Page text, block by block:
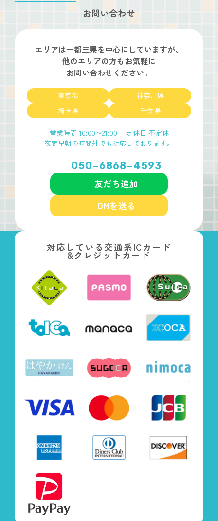
お問い合わせ
エリアは一都三県を中心にしていますが、
他のエリアの方もお気軽に
お問い合わせください。
東京都
神奈川県
埼玉県
千葉県
営業時間 10:00〜21:00 定休日 不定休
夜間早朝の時間外でも対応しております。
050-6868-4593
友だち追加
DMを送る
対応している交通系ICカード
&クレジットカード